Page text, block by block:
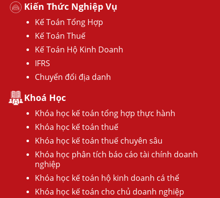
Kiến Thức Nghiệp Vụ
Kế Toán Tổng Hợp
Kế Toán Thuế
Kế Toán Hộ Kinh Doanh
IFRS
Chuyển đổi địa danh
Khoá Học
Khóa học kế toán tổng hợp thực hành
Khóa học kế toán thuế
Khóa học kế toán thuế chuyên sâu
Khóa học phân tích báo cáo tài chính doanh
nghiệp
Khóa học kế toán hộ kinh doanh cá thể
Khóa học kế toán cho chủ doanh nghiệp